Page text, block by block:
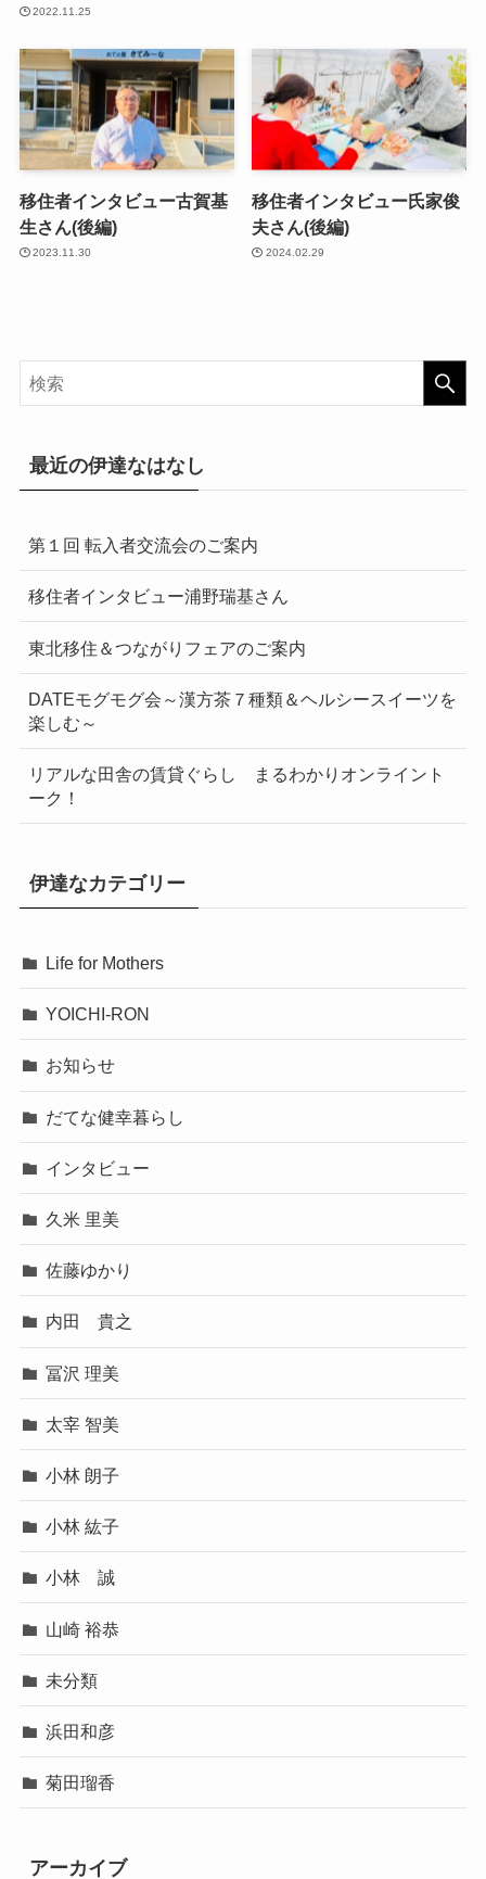
2022.11.25
移住者インタビュー古賀基
生さん(後編)
2023.11.30
移住者インタビュー氏家俊
夫さん(後編)
2024.02.29
最近の伊達なはなし
第１回 転入者交流会のご案内
移住者インタビュー浦野瑞基さん
東北移住＆つながりフェアのご案内
DATEモグモグ会～漢方茶７種類＆ヘルシースイーツを
楽しむ～
リアルな田舎の賃貸ぐらし まるわかりオンライント
ーク！
伊達なカテゴリー
Life for Mothers
YOICHI-RON
お知らせ
だてな健幸暮らし
インタビュー
久米 里美
佐藤ゆかり
内田 貴之
冨沢 理美
太宰 智美
小林 朗子
小林 紘子
小林 誠
山崎 裕恭
未分類
浜田和彦
菊田瑠香
アーカイブ